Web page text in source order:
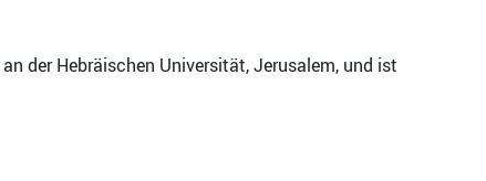
der Hebräischen Universität, Jerusalem, und ist